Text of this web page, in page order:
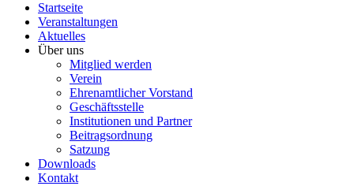
Startseite
Veranstaltungen
Aktuelles
Über uns
Mitglied werden
Verein
Ehrenamtlicher Vorstand
Geschäftsstelle
Institutionen und Partner
Beitragsordnung
Satzung
Downloads
Kontakt